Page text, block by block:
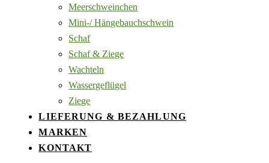
Meerschweinchen
Mini-/ Hängebauchschwein
Schaf
Schaf & Ziege
Wachteln
Wassergeflügel
Ziege
LIEFERUNG & BEZAHLUNG
MARKEN
KONTAKT